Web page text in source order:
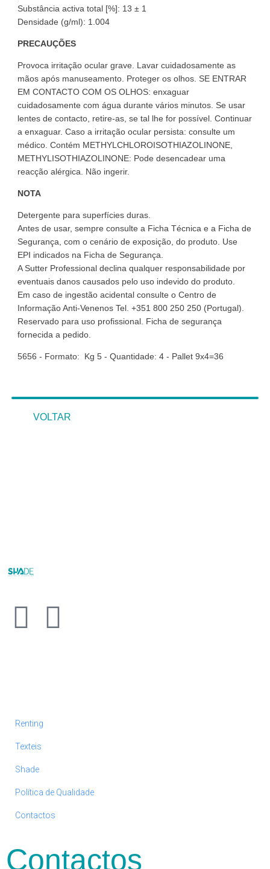
Substância activa total [%]: 13 ± 1
Densidade (g/ml): 1.004
PRECAUÇÕES
Provoca irritação ocular grave. Lavar cuidadosamente as
mãos após manuseamento. Proteger os olhos. SE ENTRAR
EM CONTACTO COM OS OLHOS: enxaguar
cuidadosamente com água durante vários minutos. Se usar
lentes de contacto, retire-as, se tal lhe for possível. Continuar
a enxaguar. Caso a irritação ocular persista: consulte um
médico. Contém METHYLCHLOROISOTHIAZOLINONE,
METHYLISOTHIAZOLINONE: Pode desencadear uma
reacção alérgica. Não ingerir.
NOTA
Detergente para superfícies duras.
Antes de usar, sempre consulte a Ficha Técnica e a Ficha de
Segurança, com o cenário de exposição, do produto. Use
EPI indicados na Ficha de Segurança.
A Sutter Professional declina qualquer responsabilidade por
eventuais danos causados pelo uso indevido do produto.
Em caso de ingestão acidental consulte o Centro de
Informação Anti-Venenos Tel. +351 800 250 250 (Portugal).
Reservado para uso profissional. Ficha de segurança
fornecida a pedido.
5656 - Formato: Kg 5 - Quantidade: 4 - Pallet 9x4=36
VOLTAR
Renting
Texteis
Shade
Política de Qualidade
Contactos
Contactos